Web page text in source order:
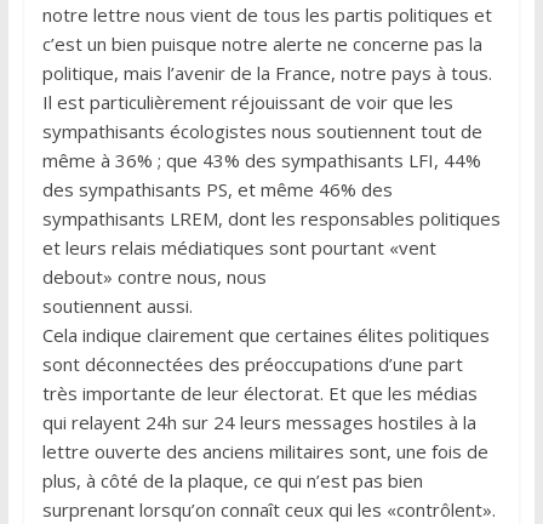
notre lettre nous vient de tous les partis politiques et
c’est un bien puisque notre alerte ne concerne pas la
politique, mais l’avenir de la France, notre pays à tous.
Il est particulièrement réjouissant de voir que les
sympathisants écologistes nous soutiennent tout de
même à 36% ; que 43% des sympathisants LFI, 44%
des sympathisants PS, et même 46% des
sympathisants LREM, dont les responsables politiques
et leurs relais médiatiques sont pourtant «vent
debout» contre nous, nous
soutiennent aussi.
Cela indique clairement que certaines élites politiques
sont déconnectées des préoccupations d’une part
très importante de leur électorat. Et que les médias
qui relayent 24h sur 24 leurs messages hostiles à la
lettre ouverte des anciens militaires sont, une fois de
plus, à côté de la plaque, ce qui n’est pas bien
surprenant lorsqu’on connaît ceux qui les «contrôlent».